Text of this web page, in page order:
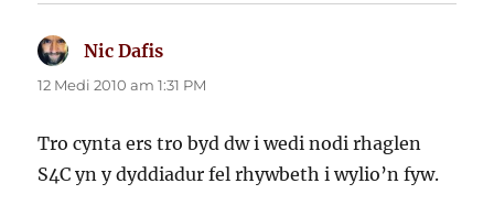
Nic Dafis
dweud:
12 Medi 2010 am 1:31 PM
Tro cynta ers tro byd dw i wedi nodi rhaglen
S4C yn y dyddiadur fel rhywbeth i wylio’n fyw.